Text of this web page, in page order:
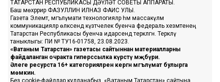
ТАТАРСТАН РЕСПУБЛИКАСЫ ДӘҮЛӘТ СОВЕТЫ АППАРАТЫ.
Баш мөхәррир ФАЗУЛЛИН ИЛНАЗ ФАИС УЛЫ.
Газета Элемтә, мәгълүмати технологияләр һәм массакүләм
коммуникацияләр өлкәсендә күзәтчелек буенча федераль хезмәтенең
Татарстан Республикасы буенча идарәсендә теркәлгән. Теркәлү
таныклыгы: ПИ № ТУ16-01758, 23.08.2023.
«Ватаным Татарстан» газетасы сайтыннан материалларны
файдаланган очракта гиперссылка күрсәтү мәҗбүри.
Әлеге ресурста 16+ категорияләренә кергән мәгълүмат булырга
мөмкин.
Без cookie-файллар кулланабыз. «Ватаным Татарстан» сайтына